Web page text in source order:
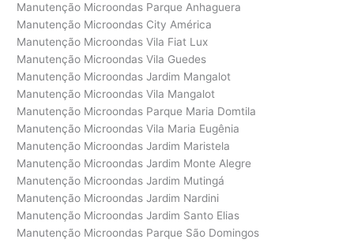
Manutenção Microondas Parque Anhaguera
Manutenção Microondas City América
Manutenção Microondas Vila Fiat Lux
Manutenção Microondas Vila Guedes
Manutenção Microondas Jardim Mangalot
Manutenção Microondas Vila Mangalot
Manutenção Microondas Parque Maria Domtila
Manutenção Microondas Vila Maria Eugênia
Manutenção Microondas Jardim Maristela
Manutenção Microondas Jardim Monte Alegre
Manutenção Microondas Jardim Mutingá
Manutenção Microondas Jardim Nardini
Manutenção Microondas Jardim Santo Elias
Manutenção Microondas Parque São Domingos